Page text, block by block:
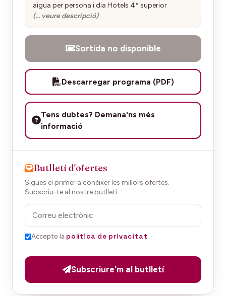
aigua per persona i dia Hotels 4* superior
(… veure descripció)
Sortida no disponible
Descarregar programa (PDF)
Tens dubtes? Demana'ns més
informació
Butlletí d'ofertes
Sigues el primer a conèixer les millors ofertes.
Subscriu-te al nostre butlletí.
Accepto la política de privacitat
Subscriure'm al butlletí